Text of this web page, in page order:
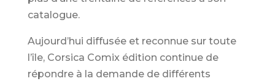
catalogue.
Aujourd’hui diffusée et reconnue sur toute
l’île, Corsica Comix édition continue de
répondre à la demande de différents